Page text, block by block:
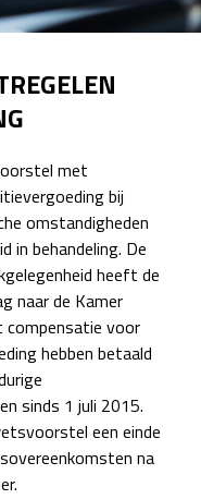
met
bij
omstandigheden
in behandeling. De
heeft de
naar de Kamer
voor
hebben betaald
sinds 1 juli 2015.
een einde
na